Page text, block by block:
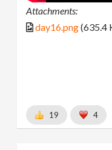
Attachments:
day16.png(635.4
19 4